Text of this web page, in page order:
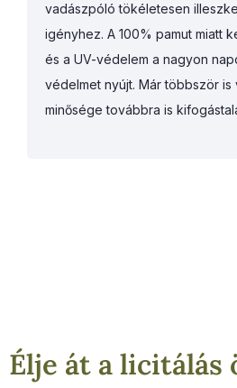
vadászpóló tökéletesen
igényhez. A 100% pamut miatt
és a UV-védelem a nagyon
védelmet nyújt. Már többször is
minősége továbbra is
Élje át a licitálás